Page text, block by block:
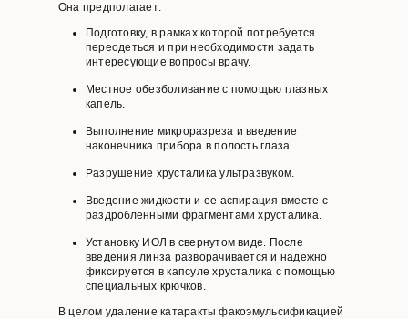
Она предполагает:
Подготовку, в рамках которой потребуется
переодеться и при необходимости задать
интересующие вопросы врачу.
Местное обезболивание с помощью глазных
капель.
Выполнение микроразреза и введение
наконечника прибора в полость глаза.
Разрушение хрусталика ультразвуком.
Введение жидкости и ее аспирация вместе с
раздробленными фрагментами хрусталика.
Установку ИОЛ в свернутом виде. После
введения линза разворачивается и надежно
фиксируется в капсуле хрусталика с помощью
специальных крючков.
В целом удаление катаракты факоэмульсификацией